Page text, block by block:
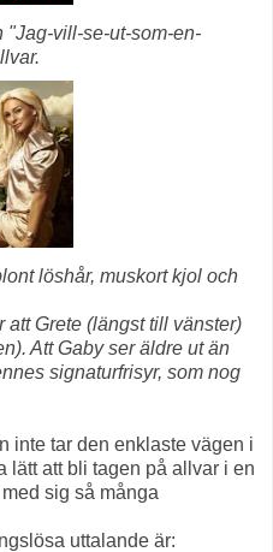
"Jag-vill-se-ut-som-en-
löshår, muskort kjol och
Grete (längst till vänster)
Att Gaby ser äldre ut än
signaturfrisyr, som nog
inte tar den enklaste vägen i
lätt att bli tagen på allvar i en
sig så många
uttalande är: